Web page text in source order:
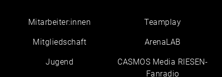
Mitarbeiter:innen
Mitgliedschaft
Jugend
Teamplay
ArenaLAB
CASMOS Media RIESEN-
Fanradio